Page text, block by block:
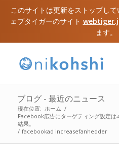
このサイトは更新をストップし
ェブタイガーのサイト
ます。
ブログ - 最近のニュース
現在位置: ホーム /
Facebook広告にターゲティング設定は
結果。
/ facebookad increasefanhedder